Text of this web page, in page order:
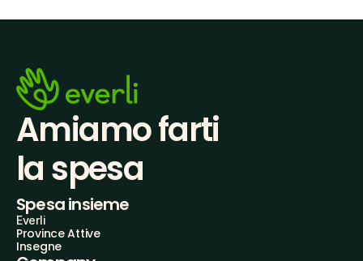
Amiamo farti
la spesa
Spesa insieme
Everli
Province Attive
Insegne